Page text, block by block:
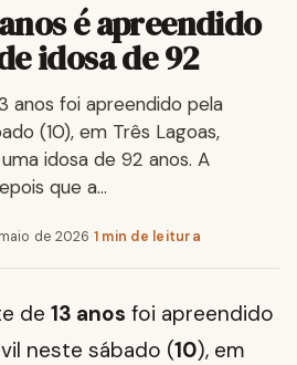
é apreendido
idosa de 92
anos foi apreendido pela
(10), em Três Lagoas,
idosa de 92 anos. A
que a…
de 2026·1 min de leitura
de 13 anos foi apreendido
neste sábado (10), em